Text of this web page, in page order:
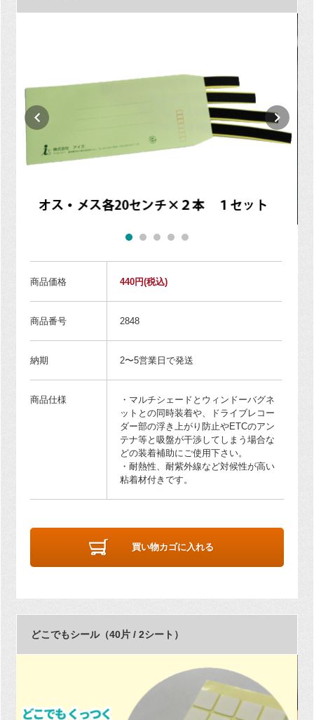
商品価格 440円(税込)
商品番号 2848
納期 2〜5営業日で発送
商品仕様
・マルチシェードとウィンドーバグネ
ットとの同時装着や、ドライブレコー
ダー部の浮き上がり防止やETCのアン
テナ等と吸盤が干渉してしまう場合な
どの装着補助にご使用下さい。
・耐熱性、耐紫外線など対候性が高い
粘着材付きです。
買い物カゴに入れる
どこでもシール（40片 / 2シート）